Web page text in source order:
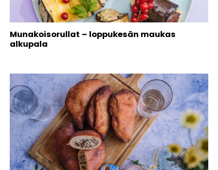
Munakoisorullat – loppukesän maukas
alkupala